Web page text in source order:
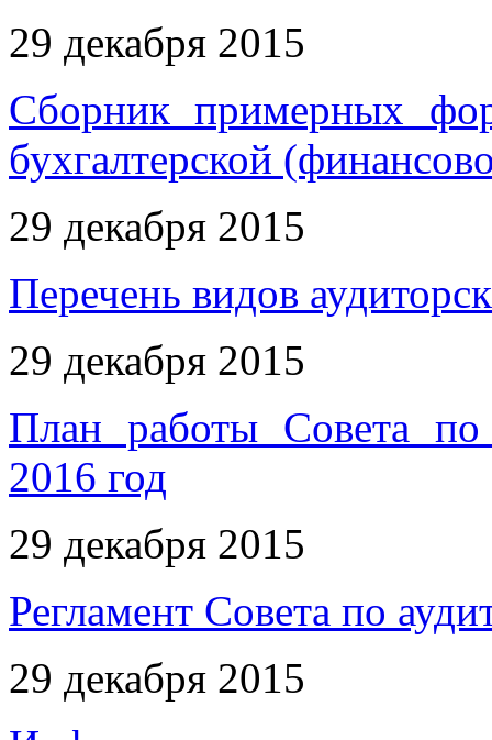
29 декабря 2015
Сборник примерных
бухгалтерской
29 декабря 2015
Перечень видов
29 декабря 2015
План работы Совета по
2016 год
29 декабря 2015
Регламент Совета по
29 декабря 2015